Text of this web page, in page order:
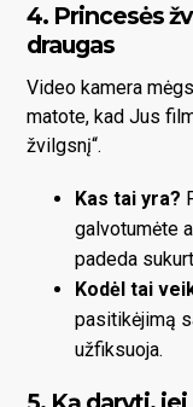
4. Princesės
draugas
Video kamera
matote, kad Jus
žvilgsnį“.
Kas tai yra?
galvotumėte
padeda
Kodėl tai
pasitikėjimą
užfiksuoja.